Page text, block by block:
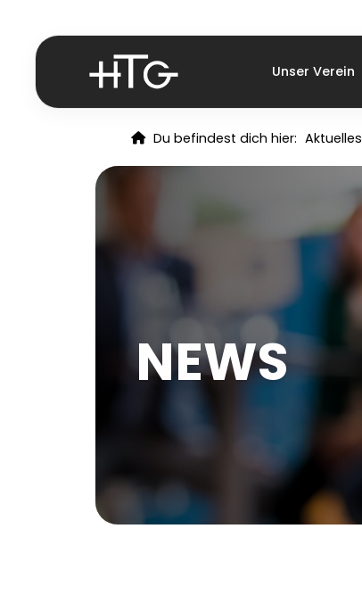
Unser Verein
Du befindest dich hier: Aktuelles
NEWS